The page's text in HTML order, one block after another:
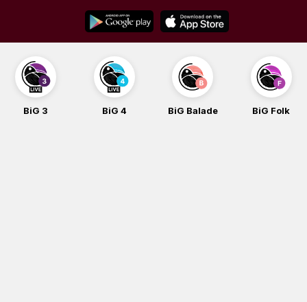
content
BiG 3 BiG 4 BiG Balade BiG Folk